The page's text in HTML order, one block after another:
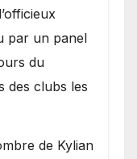
par un panel
du
des clubs les
de Kylian